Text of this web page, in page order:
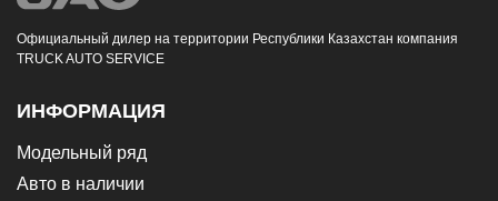
Официальный дилер на территории Республики Казахстан компания
TRUCK AUTO SERVICE
ИНФОРМАЦИЯ
Модельный ряд
Авто в наличии